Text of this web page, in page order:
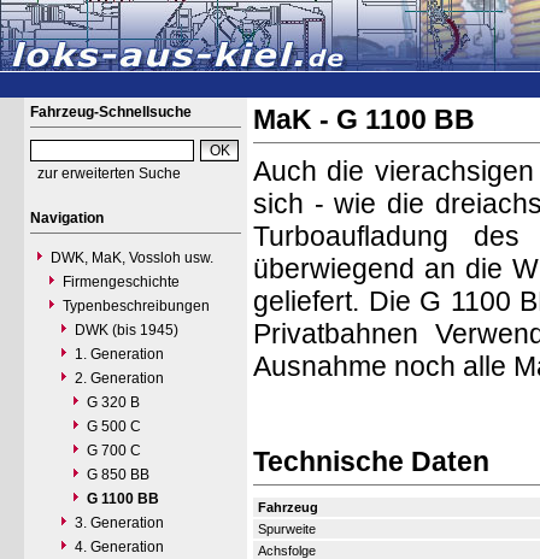
Fahrzeug-Schnellsuche
zur erweiterten Suche
Navigation
DWK, MaK, Vossloh usw.
Firmengeschichte
Typenbeschreibungen
DWK (bis 1945)
1. Generation
2. Generation
G 320 B
G 500 C
G 700 C
G 850 BB
G 1100 BB
3. Generation
4. Generation
MaK - G 1100 BB
Auch die
sich - wie die
Turboaufladung
überwiegend an die
geliefert. Die G 1100
Privatbahnen
Ausnahme noch alle
Technische Daten
Fahrzeug
Spurweite
Achsfolge